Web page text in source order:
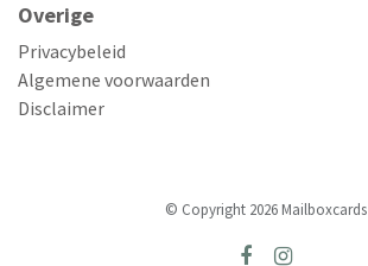
Overige
Privacybeleid
Algemene voorwaarden
Disclaimer
© Copyright 2026 Mailboxcards